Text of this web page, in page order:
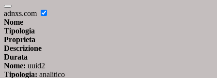
adnxs.com
Nome
Tipologia
Proprieta
Descrizione
Durata
Nome: uuid2
Tipologia: analitico